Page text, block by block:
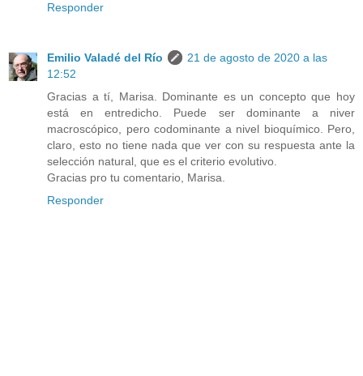
Responder
Emilio Valadé del Río
21 de agosto de 2020 a las
12:52
Gracias a tí, Marisa. Dominante es un concepto que hoy
está en entredicho. Puede ser dominante a niver
macroscópico, pero codominante a nivel bioquímico. Pero,
claro, esto no tiene nada que ver con su respuesta ante la
selección natural, que es el criterio evolutivo.
Gracias pro tu comentario, Marisa.
Responder